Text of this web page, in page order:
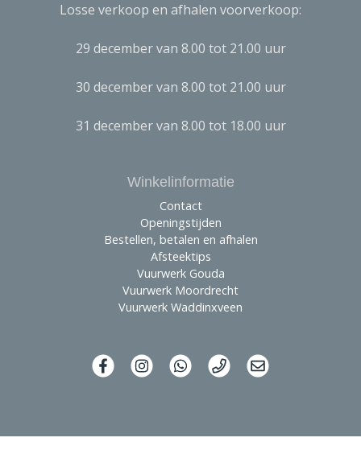
Losse verkoop en afhalen voorverkoop:
29 december van 8.00 tot 21.00 uur
30 december van 8.00 tot 21.00 uur
31 december van 8.00 tot 18.00 uur
Winkelinformatie
Contact
Openingstijden
Bestellen, betalen en afhalen
Afsteektips
Vuurwerk Gouda
Vuurwerk Moordrecht
Vuurwerk Waddinxveen